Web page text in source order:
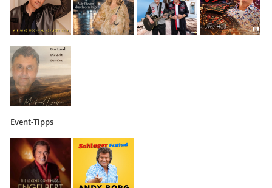
Event-Tipps